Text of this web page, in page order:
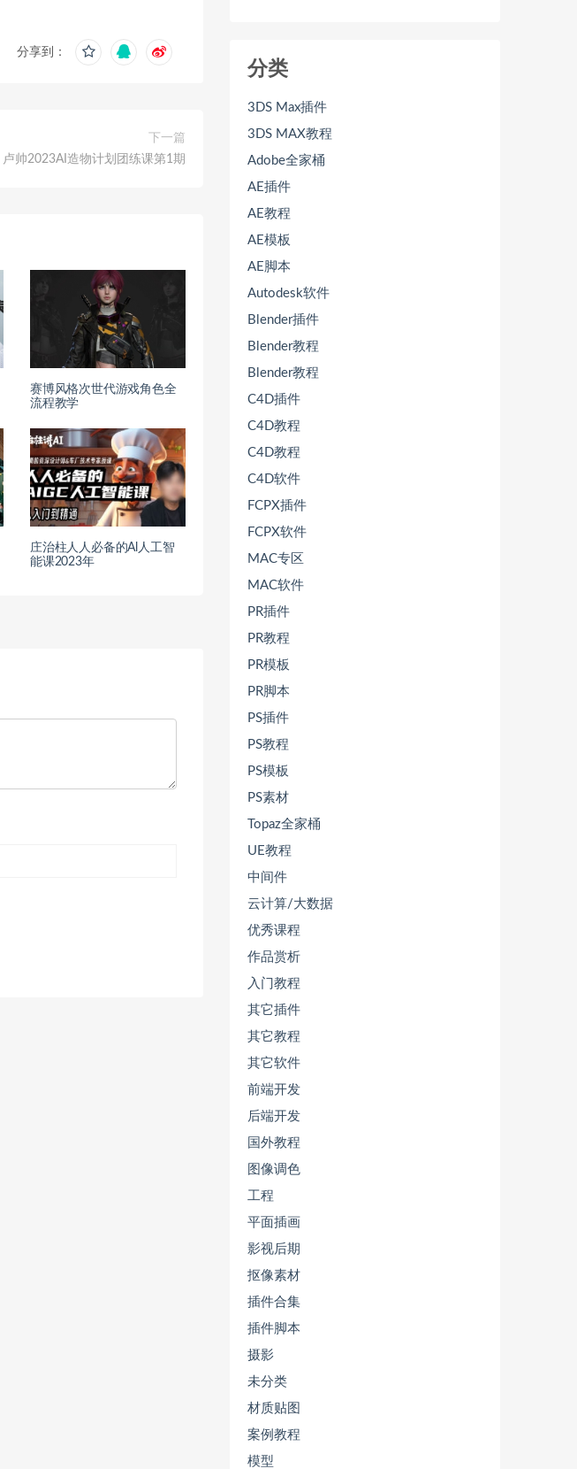
分享到：
下一篇
卢帅2023AI造物计划团练课第1期
赛博风格次世代游戏角色全
流程教学
庄治柱人人必备的Al人工智
能课2023年
分类
3DS Max插件
3DS MAX教程
Adobe全家桶
AE插件
AE教程
AE模板
AE脚本
Autodesk软件
Blender插件
Blender教程
Blender教程
C4D插件
C4D教程
C4D教程
C4D软件
FCPX插件
FCPX软件
MAC专区
MAC软件
PR插件
PR教程
PR模板
PR脚本
PS插件
PS教程
PS模板
PS素材
Topaz全家桶
UE教程
中间件
云计算/大数据
优秀课程
作品赏析
入门教程
其它插件
其它教程
其它软件
前端开发
后端开发
国外教程
图像调色
工程
平面插画
影视后期
抠像素材
插件合集
插件脚本
摄影
未分类
材质贴图
案例教程
模型